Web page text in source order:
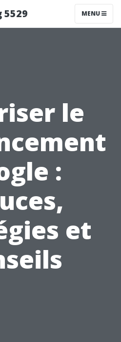
5529 MENU
le
:
et